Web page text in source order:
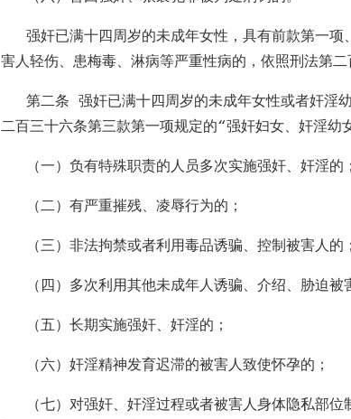
强奸已满十四周岁的未成年女性，具有前款第一
害人轻伤、患梅毒、淋病等严重性病的，依照刑法第
第二条 强奸已满十四周岁的未成年女性或者奸淫
二百三十六条第三款第一项规定的“强奸妇女、奸淫幼
（一）负有特殊职责的人员多次实施强奸、奸淫的；
（二）有严重摧残、凌辱行为的；
（三）非法拘禁或者利用毒品诱骗、控制被害人的；
（四）多次利用其他未成年人诱骗、介绍、胁迫被
（五）长期实施强奸、奸淫的；
（六）奸淫精神发育迟滞的被害人致使怀孕的；
（七）对强奸、奸淫过程或者被害人身体隐私部